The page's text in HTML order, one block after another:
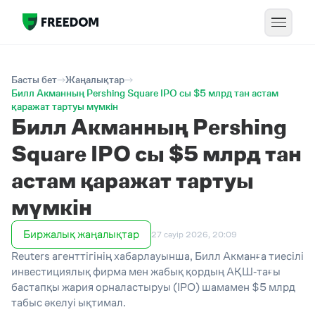
Басты бет
Жаңалықтар
Билл Акманның Pershing Square IPO сы $5 млрд тан астам
қаражат тартуы мүмкін
Билл Акманның Pershing
Square IPO сы $5 млрд тан
астам қаражат тартуы
мүмкін
Биржалық жаңалықтар 27 сәуір 2026, 20:09
Reuters агенттігінің хабарлауынша, Билл Акманға тиесілі
инвестициялық фирма мен жабық қордың АҚШ‑тағы
бастапқы жария орналастыруы (IPO) шамамен $5 млрд
табыс әкелуі ықтимал.